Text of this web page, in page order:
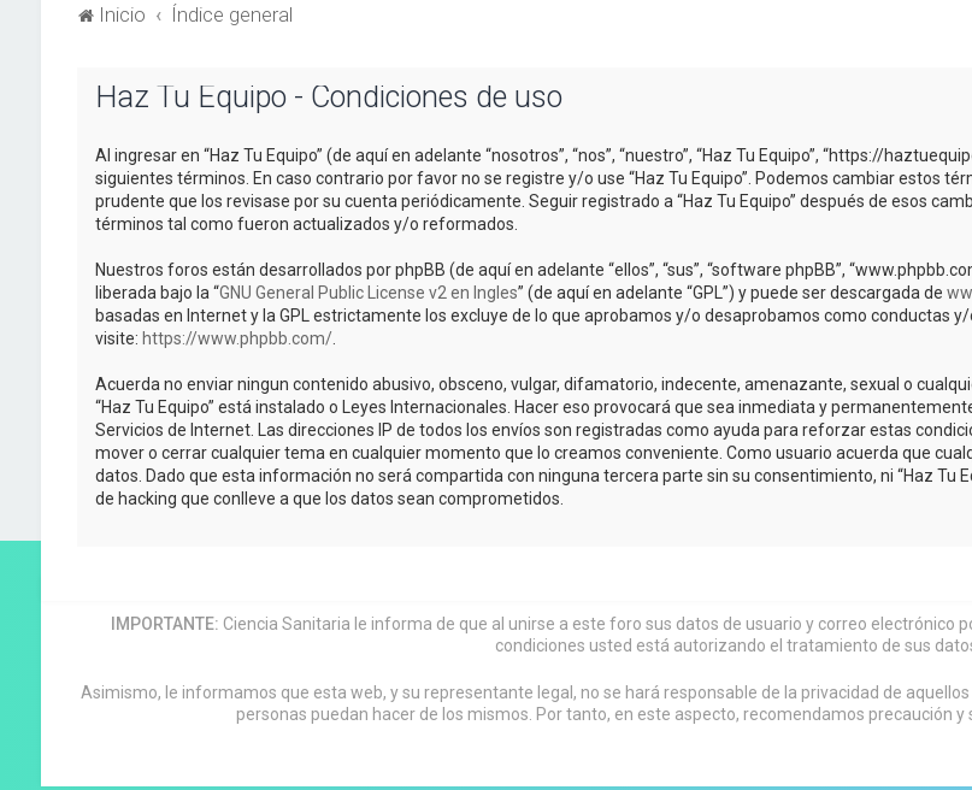
Inicio Índice general
Haz Tu Equipo - Condiciones de uso
Al ingresar en “Haz Tu Equipo” (de aquí en adelante “nosotros”, “nos”, “nuestro”, “Haz Tu Equipo”, “https://
siguientes términos. En caso contrario por favor no se registre y/o use “Haz Tu Equipo”. Podemos cambiar estos
prudente que los revisase por su cuenta periódicamente. Seguir registrado a “Haz Tu Equipo” después de esos
términos tal como fueron actualizados y/o reformados.
Nuestros foros están desarrollados por phpBB (de aquí en adelante “ellos”, “sus”, “software phpBB”,
liberada bajo la “GNU General Public License v2 en Ingles” (de aquí en adelante “GPL”) y puede ser descargada de
basadas en Internet y la GPL estrictamente los excluye de lo que aprobamos y/o desaprobamos como conductas
visite: https://www.phpbb.com/.
Acuerda no enviar ningun contenido abusivo, obsceno, vulgar, difamatorio, indecente, amenazante, sexual o
“Haz Tu Equipo” está instalado o Leyes Internacionales. Hacer eso provocará que sea inmediata y
Servicios de Internet. Las direcciones IP de todos los envíos son registradas como ayuda para reforzar estas
mover o cerrar cualquier tema en cualquier momento que lo creamos conveniente. Como usuario acuerda que
datos. Dado que esta información no será compartida con ninguna tercera parte sin su consentimiento, ni “Haz Tu
de hacking que conlleve a que los datos sean comprometidos.
IMPORTANTE: Ciencia Sanitaria le informa de que al unirse a este foro sus datos de usuario y correo
condiciones usted está autorizando el tratamiento de sus
Asimismo, le informamos que esta web, y su representante legal, no se hará responsable de la privacidad de
personas puedan hacer de los mismos. Por tanto, en este aspecto, recomendamos precaución